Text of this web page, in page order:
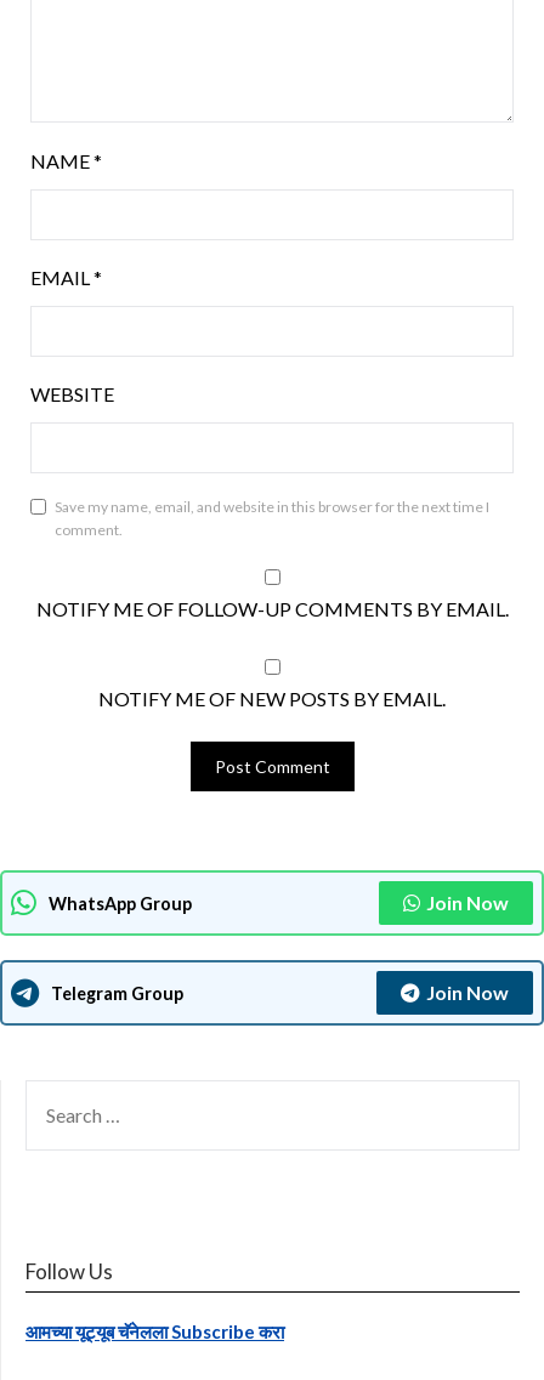
NAME*
EMAIL*
WEBSITE
Save my name, email, and website in this browser for the next time I
comment.
NOTIFY ME OF FOLLOW-UP COMMENTS BY EMAIL.
NOTIFY ME OF NEW POSTS BY EMAIL.
WhatsApp Group Join Now
Telegram Group Join Now
FOR:
Follow Us
आमच्या यूट्यूब चॅनेलला Subscribe करा